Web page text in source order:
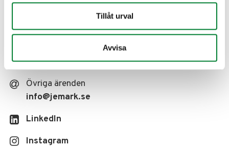
Tillåt urval
Avvisa
Rådgivning/Förfrågningar
anbud@jemark.se
Leverantörsfakturor
faktura@jemark.se
Övriga ärenden
info@jemark.se
LinkedIn
Instagram